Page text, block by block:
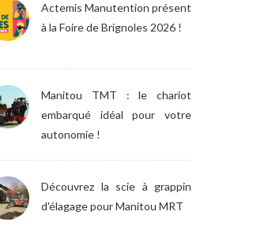
Actemis Manutention présent
à la Foire de Brignoles 2026 !
Manitou TMT : le chariot
embarqué idéal pour votre
autonomie !
Découvrez la scie à grappin
d'élagage pour Manitou MRT